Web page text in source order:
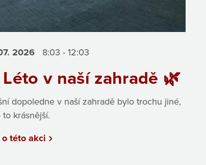
2026 8:03 - 12:03
Léto v naší zahradě 🌿
dopoledne v naší zahradě bylo trochu jiné,
to krásnější.
této akci